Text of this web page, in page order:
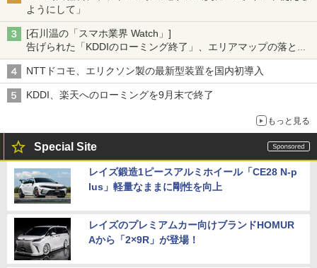
ようにして」
[石川温の「スマホ業界 Watch」]
告げられた「KDDIのローミング終了」、エリアマップの落とし
穴と楽天モバイルの課題
NTTドコモ、エリクソン製の最新型装置を国内初導入
KDDI、楽天へのローミングを9月末で終了
もっと見る
Special Site
レイズ鍛造1ピースアルミホイール「CE28 N-p
lus」軽量なままに剛性を向上
レイズのプレミアムカー向けブランドHOMUR
Aから「2×9R」が登場！